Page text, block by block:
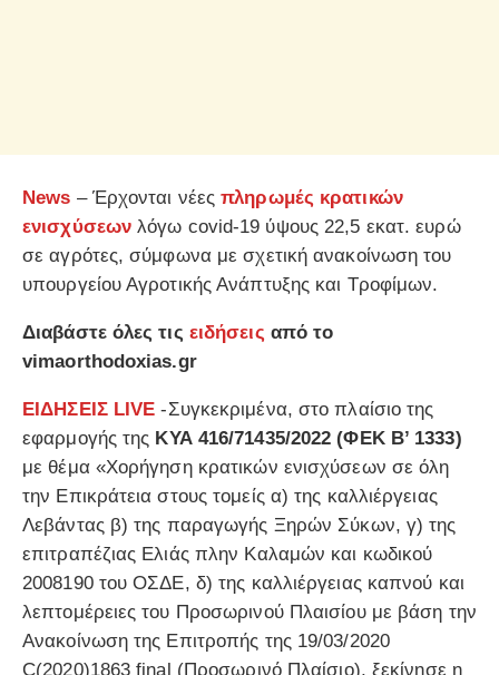
News – Έρχονται νέεςπληρωμές κρατικών
ενισχύσεων λόγω covid-19 ύψους 22,5 εκατ. ευρώ
σε αγρότες, σύμφωνα με σχετική ανακοίνωση του
υπουργείου Αγροτικής Ανάπτυξης και Τροφίμων.
Διαβάστε όλες τις ειδήσεις από το
vimaorthodoxias.gr
ΕΙΔΗΣΕΙΣ LIVE -Συγκεκριμένα, στο πλαίσιο της
εφαρμογής της ΚΥΑ 416/71435/2022 (ΦΕΚ Β’ 1333)
με θέμα «Χορήγηση κρατικών ενισχύσεων σε όλη
την Επικράτεια στους τομείς α) της καλλιέργειας
Λεβάντας β) της παραγωγής Ξηρών Σύκων, γ) της
επιτραπέζιας Ελιάς πλην Καλαμών και κωδικού
2008190 του ΟΣΔΕ, δ) της καλλιέργειας καπνού και
λεπτομέρειες του Προσωρινού Πλαισίου με βάση την
Ανακοίνωση της Επιτροπής της 19/03/2020
C(2020)1863 final (Προσωρινό Πλαίσιο), ξεκίνησε η